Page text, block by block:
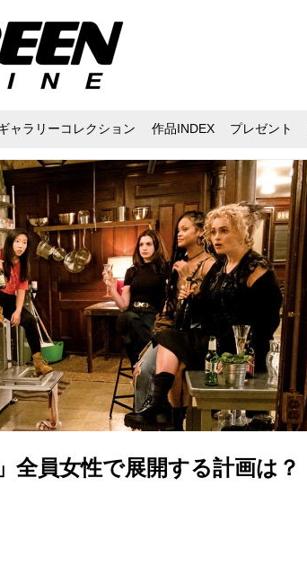
ャラリーコレクション 作品INDEX プレゼント
全員女性で展開する計画は？